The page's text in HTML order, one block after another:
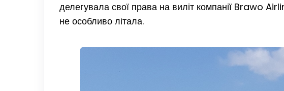
делегувала свої права на виліт компанії Brawo
не особливо літала.